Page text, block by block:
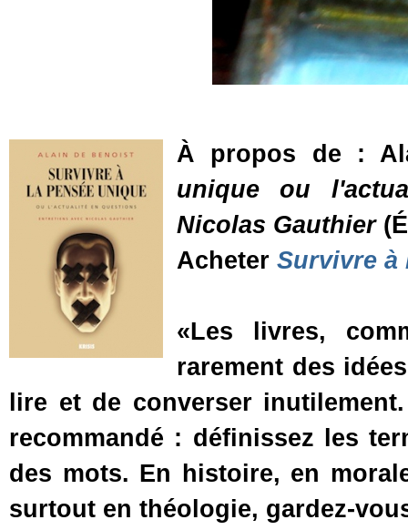
À propos de :
unique ou
Nicolas Gauthier
AcheterSurvivre à
«Les livres,
rarement des
lire et de converser
recommandé : définissez les
des mots. En histoire, en
surtout en théologie, gardez-